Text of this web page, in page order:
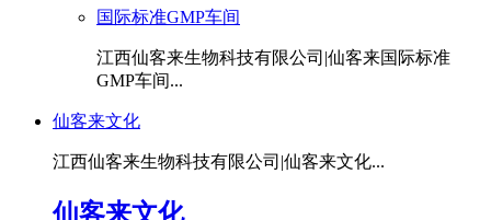
国际标准GMP车间
江西仙客来生物科技有限公司|仙客来国际标准
GMP车间...
仙客来文化
江西仙客来生物科技有限公司|仙客来文化...
仙客来文化